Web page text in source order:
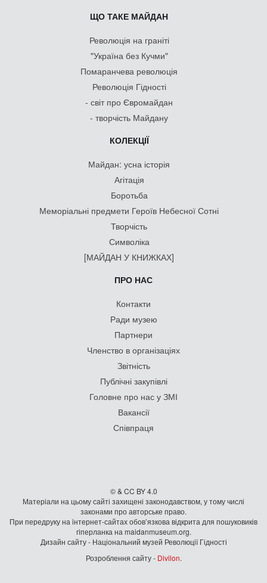
ЩО ТАКЕ МАЙДАН
Революція на граніті
"Україна без Кучми"
Помаранчева революція
Революція Гідності
- світ про Євромайдан
- творчість Майдану
КОЛЕКЦІЇ
Майдан: усна історія
Агітація
Боротьба
Меморіальні предмети Героїв Небесної Сотні
Творчість
Символіка
[МАЙДАН У КНИЖКАХ]
ПРО НАС
Контакти
Ради музею
Партнери
Членство в організаціях
Звітність
Публічні закупівлі
Головне про нас у ЗМІ
Вакансії
Співпраця
© & CC BY 4.0
Матеріали на цьому сайті захищені законодавством, у тому числі
законами про авторське право.
При передруку на iнтернет-сайтах обов’язкова відкрита для пошуковиків
гiперланка на maidanmuseum.org.
Дизайн сайту - Національний музей Революції Гідності
Розроблення сайту - Divilon.